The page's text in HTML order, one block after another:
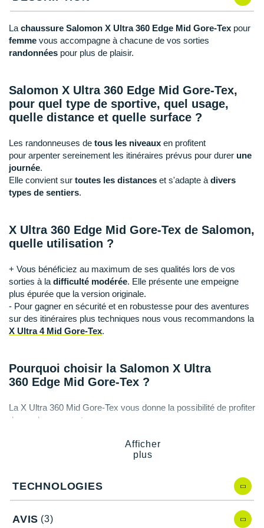
La chaussure Salomon X Ultra 360 Edge Mid Gore-Tex pour
femme vous accompagne à chacune de vos sorties
randonnées pour plus de plaisir.
Salomon X Ultra 360 Edge Mid Gore-Tex,
pour quel type de sportive, quel usage,
quelle distance et quelle surface ?
Les randonneuses de tous les niveaux en profitent
pour arpenter sereinement les itinéraires prévus pour durer une
journée.
Elle convient sur toutes les distances et s'adapte à divers
types de sentiers.
X Ultra 360 Edge Mid Gore-Tex de Salomon,
quelle utilisation ?
+ Vous bénéficiez au maximum de ses qualités lors de vos
sorties à la difficulté modérée. Elle présente une empeigne
plus épurée que la version originale.
- Pour gagner en sécurité et en robustesse pour des aventures
sur des itinéraires plus techniques nous vous recommandons la
X Ultra 4 Mid Gore-Tex.
Pourquoi choisir la Salomon X Ultra
360 Edge Mid Gore-Tex ?
La X Ultra 360 Mid Gore-Tex vous donne la possibilité de profiter
de nombreux avantages :
pour un maintien accru de votre
Un système de laçage rapide Quicklace.
Unmaintien du piedoptimal.
Une adhérence à l'épreuve des terrains humides et
Afficher
plus
TECHNOLOGIES
AVIS (3)
DÉSTOCKAGE
Nike
NNormal
On-Running
Orca
OVERSTIMS
Patagonia
Petzl
Puma
Raidlight
Reebok
Salomon
Saxx
Scarpa
Scott
Smoon